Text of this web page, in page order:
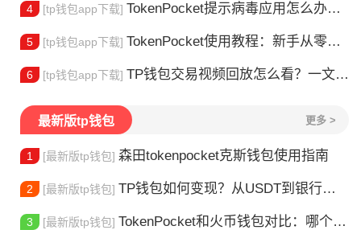
4 [tp钱包app下载] TokenPocket提示病毒应用怎么办？原因全解析
5 [tp钱包app下载] TokenPocket使用教程：新手从零学会钱包操作
6 [tp钱包app下载] TP钱包交易视频回放怎么看？一文教你轻松找回
最新版tp钱包 更多 >
1 [最新版tp钱包] 森田tokenpocket克斯钱包使用指南
2 [最新版tp钱包] TP钱包如何变现？从USDT到银行卡的完整攻略
3 [最新版tp钱包] TokenPocket和火币钱包对比：哪个更适合你？